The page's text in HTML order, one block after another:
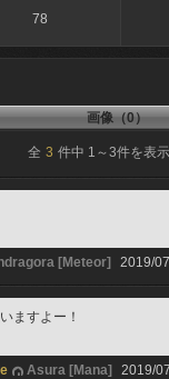
78
画像（0）
全 3 件中 1 ～3件を表示
[Meteor] 2019/
ますよー！
Asura [Mana] 2019/